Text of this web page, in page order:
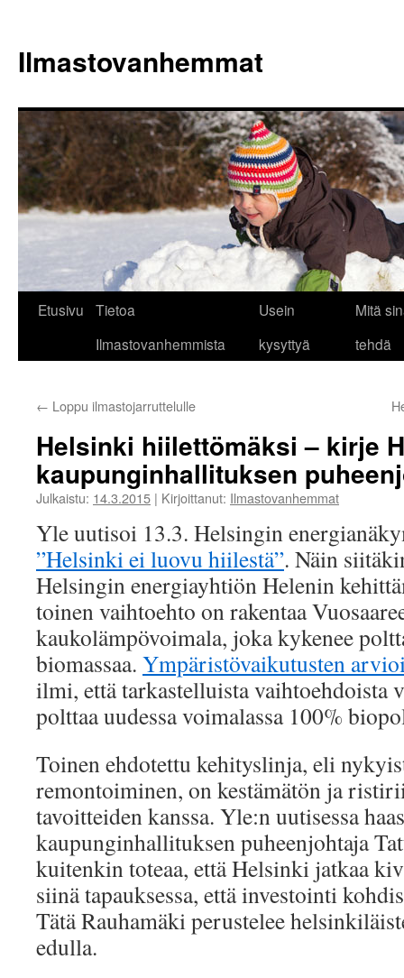
Ilmastovanhemmat
Etusivu
Tietoa
Ilmastovanhemmista
Usein
kysyttyä
Mitä
tehdä
← Loppu ilmastojarruttelulle
Helsinki hiilettömäksi – kirje
kaupunginhallituksen
Julkaistu: 14.3.2015 | Kirjoittanut: Ilmastovanhemmat
Yle uutisoi 13.3. Helsingin
”Helsinki ei luovu hiilestä”. Näin
Helsingin energiayhtiön Helenin
toinen vaihtoehto on rakentaa
kaukolämpövoimala, joka kykenee
biomassaa. Ympäristövaikutusten
ilmi, että tarkastelluista vaihtoehdoista
polttaa uudessa voimalassa 100%
Toinen ehdotettu kehityslinja, eli
remontoiminen, on kestämätön ja
tavoitteiden kanssa. Yle:n uutisessa
kaupunginhallituksen puheenjohtaja
kuitenkin toteaa, että Helsinki jatkaa
siinä tapauksessa, että investointi
Tätä Rauhamäki perustelee
edulla.